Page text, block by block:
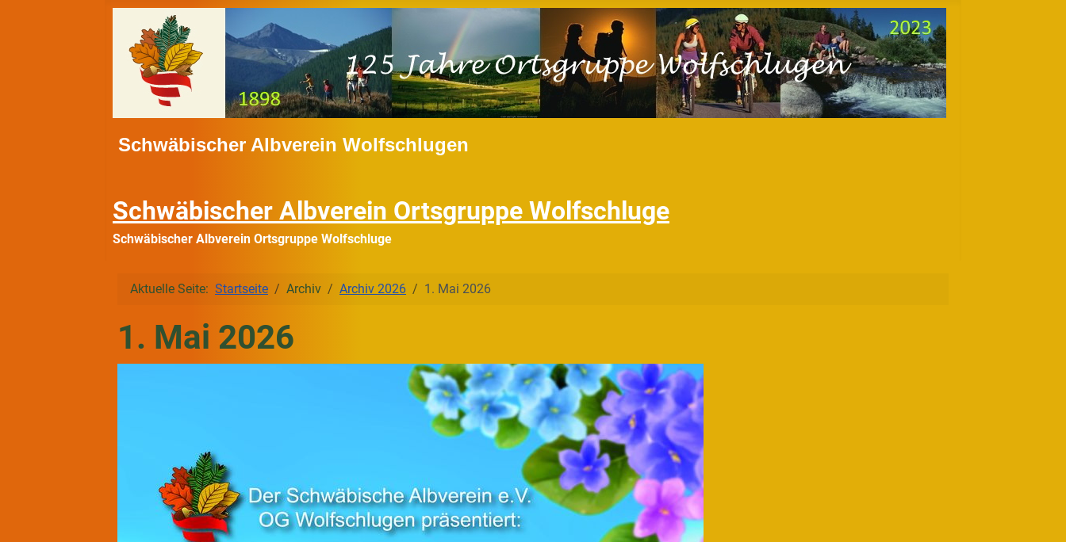
Schwäbischer Albverein Wolfschlugen
Schwäbischer Albverein Ortsgruppe Wolfschluge
Schwäbischer Albverein Ortsgruppe Wolfschluge
Aktuelle Seite: Startseite Archiv Archiv 2026 1. Mai 2026
1. Mai 2026